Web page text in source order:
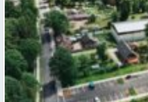
Noslēgusies Semināra ielas pārbūve
Valmierā